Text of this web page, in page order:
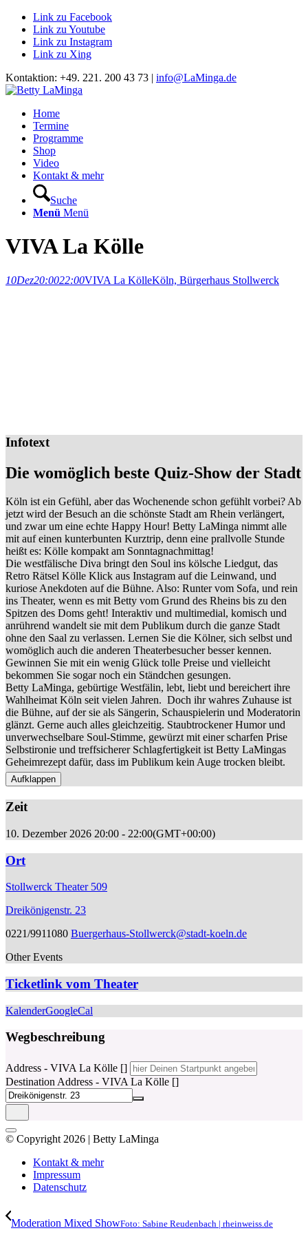
Link zu Facebook
Link zu Youtube
Link zu Instagram
Link zu Xing
Kontaktion: +49. 221. 200 43 73 | info@LaMinga.de
Home
Termine
Programme
Shop
Video
Kontakt & mehr
Suche
Menü Menü
VIVA La Kölle
10Dez20:0022:00VIVA La KölleKöln, Bürgerhaus Stollwerck
Infotext
Die womöglich beste Quiz-Show der Stadt
Köln ist ein Gefühl, aber das Wochenende schon gefühlt vorbei? Ab
jetzt wird der Besuch an die schönste Stadt am Rhein verlängert,
und zwar um eine echte Happy Hour! Betty LaMinga nimmt alle
mit auf einen kunterbunten Kurztrip, denn eine prallvolle Stunde
heißt es: Kölle kompakt am Sonntagnachmittag!
Die westfälische Diva bringt den Soul ins kölsche Liedgut, das
Retro Rätsel Kölle Klick aus Instagram auf die Leinwand, und
kuriose Anekdoten auf die Bühne. Also: Runter vom Sofa, und rein
ins Theater, wenn es mit Betty vom Grund des Rheins bis zu den
Spitzen des Doms geht! Interaktiv und multimedial, komisch und
anrührend wandelt sie mit dem Publikum durch die ganze Stadt
ohne den Saal zu verlassen. Lernen Sie die Kölner, sich selbst und
womöglich auch die anderen Theaterbesucher besser kennen.
Gewinnen Sie mit ein wenig Glück tolle Preise und vielleicht
bekommen Sie sogar noch ein Ständchen gesungen.
Betty LaMinga, gebürtige Westfälin, lebt, liebt und bereichert ihre
Wahlheimat Köln seit vielen Jahren. Doch ihr wahres Zuhause ist
die Bühne, auf der sie als Sängerin, Schauspielerin und Moderatorin
glänzt. Gerne auch alles gleichzeitig. Staubtrockener Humor und
unverwechselbare Soul-Stimme, gewürzt mit einer scharfen Prise
Selbstironie und treffsicherer Schlagfertigkeit ist Betty LaMingas
Geheimrezept dafür, dass im Publikum kein Auge trocken bleibt.
Aufklappen
Zeit
10. Dezember 2026 20:00 - 22:00(GMT+00:00)
Ort
Stollwerck Theater 509
Dreikönigenstr. 23
0221/9911080 Buergerhaus-Stollwerck@stadt-koeln.de
Other Events
Ticketlink vom Theater
KalenderGoogleCal
Wegbeschreibung
Address - VIVA La Kölle []
Destination Address - VIVA La Kölle []
© Copyright 2026 | Betty LaMinga
Kontakt & mehr
Impressum
Datenschutz
Moderation Mixed ShowFoto: Sabine Reudenbach | rheinweiss.de